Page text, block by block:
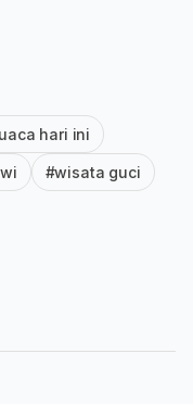
hari ini
#wisata guci